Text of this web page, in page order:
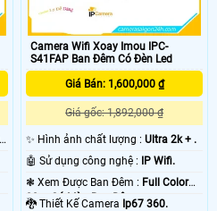
Camera Wifi Xoay Imou IPC-
S41FAP Ban Đêm Có Đèn Led
Giá Bán: 1,600,000 ₫
Giá gốc: 1,892,000 ₫
✨ Hình ảnh chất lượng :Ultra 2k + .
🤖️ Sử dụng công nghệ :
IP Wifi.
❃ Xem Được Ban Đêm : Full Color
30m Có Màu Ban Ðêm.
🐉️ Thiết Kế Camera Ip67 360.